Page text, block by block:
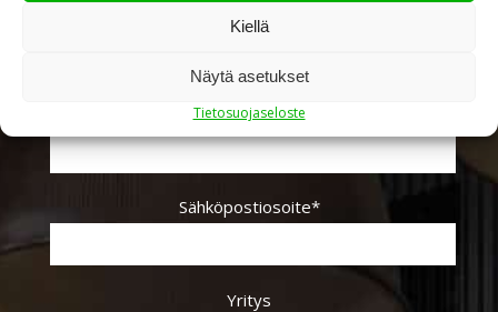
Kiellä
Näytä asetukset
Tietosuojaseloste
Nimi*
Sähköpostiosoite*
Yritys